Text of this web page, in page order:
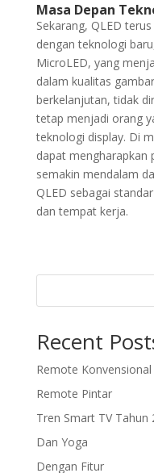
Masa Depan
Sekarang, QLED
dengan teknologi
MicroLED, yang
dalam kualitas
berkelanjutan, tidak
tetap menjadi orang
teknologi display. Di
dapat mengharapkan
semakin mendalam
QLED sebagai
dan tempat kerja.
Recent
Remote Konvensional
Remote Pintar
Tren Smart TV Tahun
Dan Yoga
Dengan Fitur